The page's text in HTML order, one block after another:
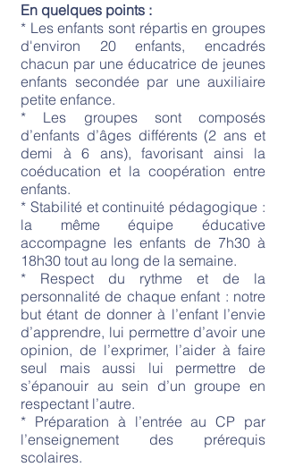
En quelques points :
* Les enfants sont répartis en groupes
d'environ 20 enfants, encadrés
chacun par une éducatrice de jeunes
enfants secondée par une auxiliaire
petite enfance.
* Les groupes sont composés
d’enfants d’âges différents (2 ans et
demi à 6 ans), favorisant ainsi la
coéducation et la coopération entre
enfants.
* Stabilité et continuité pédagogique :
la même équipe éducative
accompagne les enfants de 7h30 à
18h30 tout au long de la semaine.
* Respect du rythme et de la
personnalité de chaque enfant : notre
but étant de donner à l’enfant l’envie
d’apprendre, lui permettre d’avoir une
opinion, de l’exprimer, l’aider à faire
seul mais aussi lui permettre de
s’épanouir au sein d’un groupe en
respectant l’autre.
* Préparation à l’entrée au CP par
l’enseignement des prérequis
scolaires.